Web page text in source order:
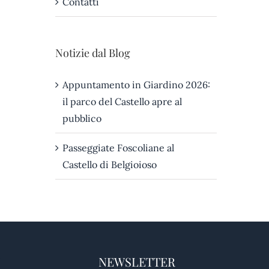
Notizie dal Blog
Appuntamento in Giardino 2026:
il parco del Castello apre al
pubblico
Passeggiate Foscoliane al
Castello di Belgioioso
NEWSLETTER